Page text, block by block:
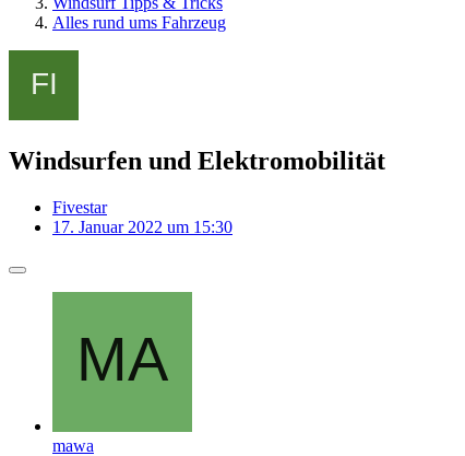
Alles rund ums Fahrzeug
Windsurfen und Elektromobilität
Fivestar
17. Januar 2022 um 15:30
mawa